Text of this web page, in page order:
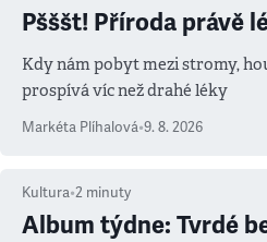
Pšššt! Příroda právě
Kdy nám pobyt mezi stromy,
prospívá víc než drahé léky
Markéta Plíhalová•9. 8. 2026
Kultura•2 minuty
Album týdne: Tvrdé